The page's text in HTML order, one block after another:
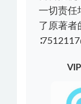
一切责任
了原著者